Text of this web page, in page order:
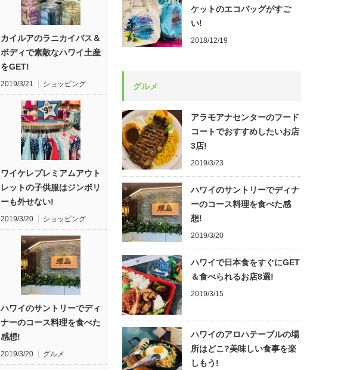
カイルアのラニカイバス＆
ボディで素敵なハワイ土産
をGET!
2019/3/21 ショッピング
ワイケレプレミアムアウト
レットの子供服はジンボリ
ーも外せない!
2019/3/20 ショッピング
ハワイのサントリーでディ
ナーのコース料理を食べた
感想!
2019/3/20 グルメ
ケットのエコバッグがすご
い!
2018/12/19
グルメ
アラモアナセンターのフード
コートでおすすめしたいお店
3店!
2019/3/23
ハワイのサントリーでディナ
ーのコース料理を食べた感
想!
2019/3/20
ハワイで日本食をすぐにGET
＆食べられるお店8選!
2019/3/15
ハワイのアロハテーブルの場
所はどこ?美味しい食事を楽
しもう!